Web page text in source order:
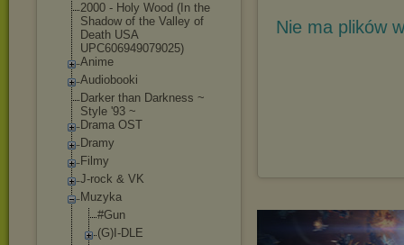
2000 - Holy Wood (In the
Shadow of the Valley of
Death USA
UPC606949079025)
Anime
Audiobooki
Darker than Darkness ~
Style '93 ~
Drama OST
Dramy
Filmy
J-rock & VK
Muzyka
#Gun
(G)I-DLE
Nie ma plików